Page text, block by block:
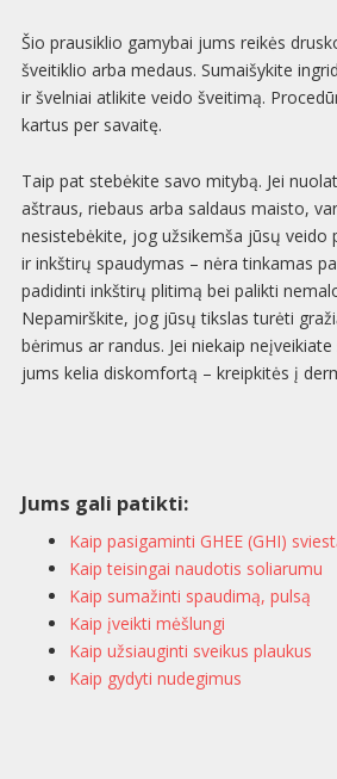
Šio prausiklio gamybai jums reikės
šveitiklio arba medaus. Sumaišykite
ir švelniai atlikite veido šveitimą.
kartus per savaitę.
Taip pat stebėkite savo mitybą. Jei
aštraus, riebaus arba saldaus maisto,
nesistebėkite, jog užsikemša jūsų veido
ir inkštirų spaudymas – nėra tinkamas
padidinti inkštirų plitimą bei palikti
Nepamirškite, jog jūsų tikslas turėti
bėrimus ar randus. Jei niekaip
jums kelia diskomfortą – kreipkitės į
Jums gali patikti:
Kaip pasigaminti GHEE (GHI)
Kaip teisingai naudotis soliarumu
Kaip sumažinti spaudimą, pulsą
Kaip įveikti mėšlungi
Kaip užsiauginti sveikus plaukus
Kaip gydyti nudegimus